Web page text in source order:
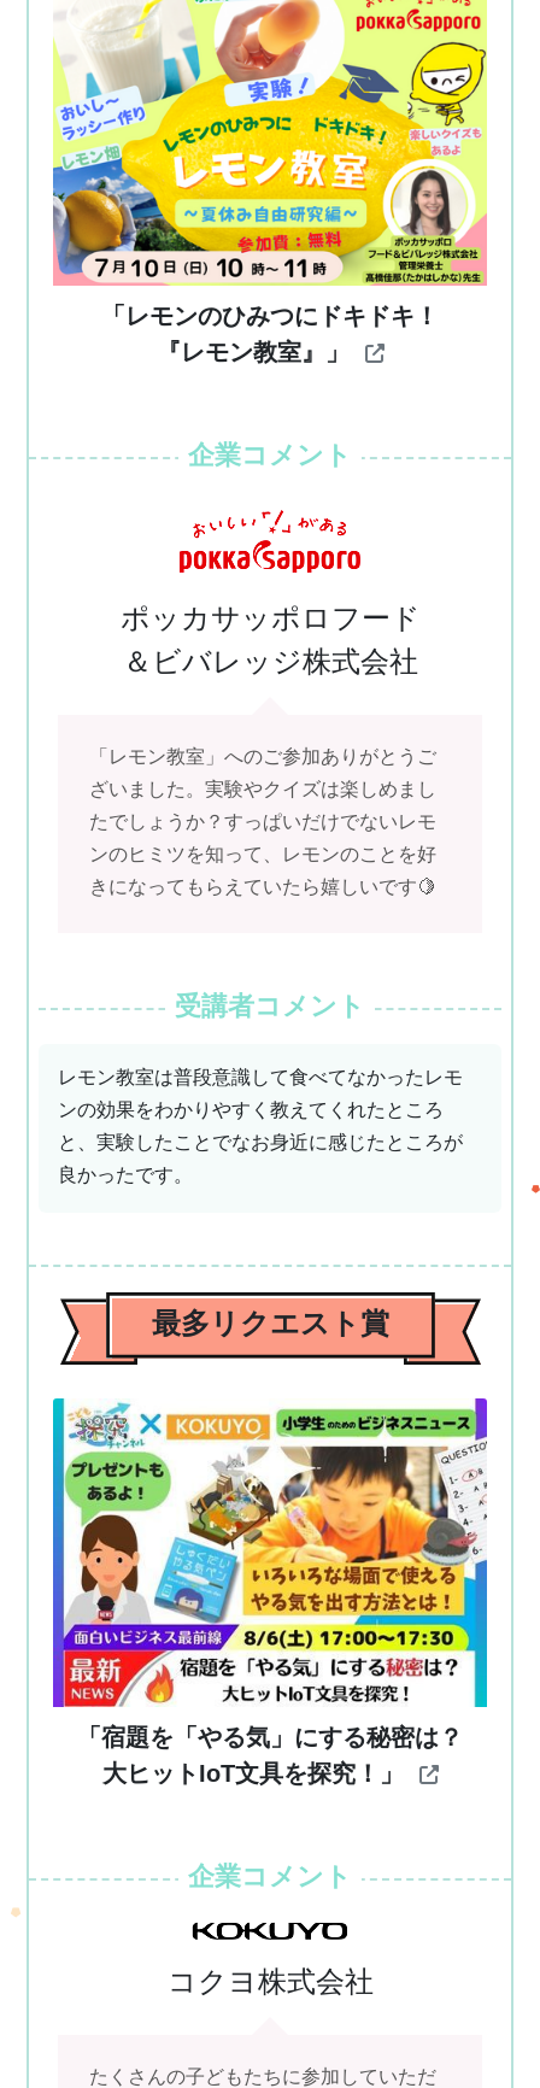
「レモンのひみつにドキドキ！
『レモン教室』」
企業コメント
ポッカサッポロフード
＆ビバレッジ株式会社
「レモン教室」へのご参加ありがとうご
ざいました。実験やクイズは楽しめまし
たでしょうか？すっぱいだけでないレモ
ンのヒミツを知って、レモンのことを好
きになってもらえていたら嬉しいです🍋
受講者コメント
レモン教室は普段意識して食べてなかったレモ
ンの効果をわかりやすく教えてくれたところ
と、実験したことでなお身近に感じたところが
良かったです。
最多リクエスト賞
「宿題を「やる気」にする秘密は？
大ヒットIoT文具を探究！」
企業コメント
コクヨ株式会社
たくさんの子どもたちに参加していただ